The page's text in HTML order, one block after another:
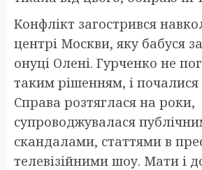
Конфлікт загострився
центрі Москви, яку бабуся
онуці Олені. Гурченко не
таким рішенням, і почалися
Справа розтяглася на роки,
супроводжувалася
скандалами, статтями в
телевізійними шоу. Мати і